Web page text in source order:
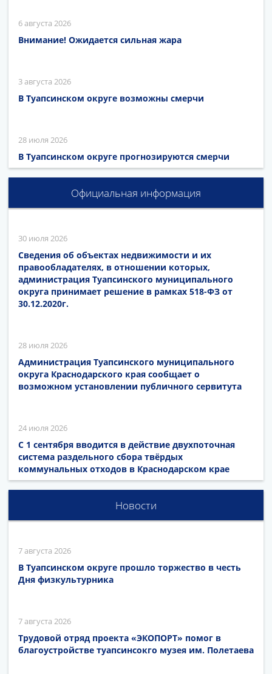
6 августа 2026
Внимание! Ожидается сильная жара
3 августа 2026
В Туапсинском округе возможны смерчи
28 июля 2026
В Туапсинском округе прогнозируются смерчи
Официальная информация
30 июля 2026
Сведения об объектах недвижимости и их
правообладателях, в отношении которых,
администрация Туапсинского муниципального
округа принимает решение в рамках 518-ФЗ от
30.12.2020г.
28 июля 2026
Администрация Туапсинского муниципального
округа Краснодарского края сообщает о
возможном установлении публичного сервитута
24 июля 2026
С 1 сентября вводится в действие двухпоточная
система раздельного сбора твёрдых
коммунальных отходов в Краснодарском крае
Новости
7 августа 2026
В Туапсинском округе прошло торжество в честь
Дня физкультурника
7 августа 2026
Трудовой отряд проекта «ЭКОПОРТ» помог в
благоустройстве туапсинсокго музея им. Полетаева